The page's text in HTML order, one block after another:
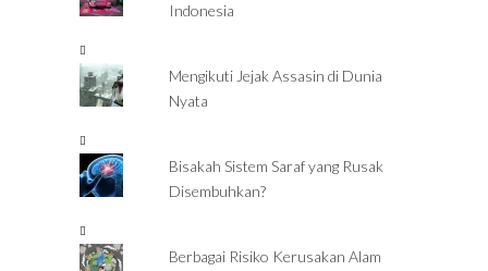
Indonesia
Mengikuti Jejak Assasin di Dunia
Nyata
Bisakah Sistem Saraf yang Rusak
Disembuhkan?
Berbagai Risiko Kerusakan Alam